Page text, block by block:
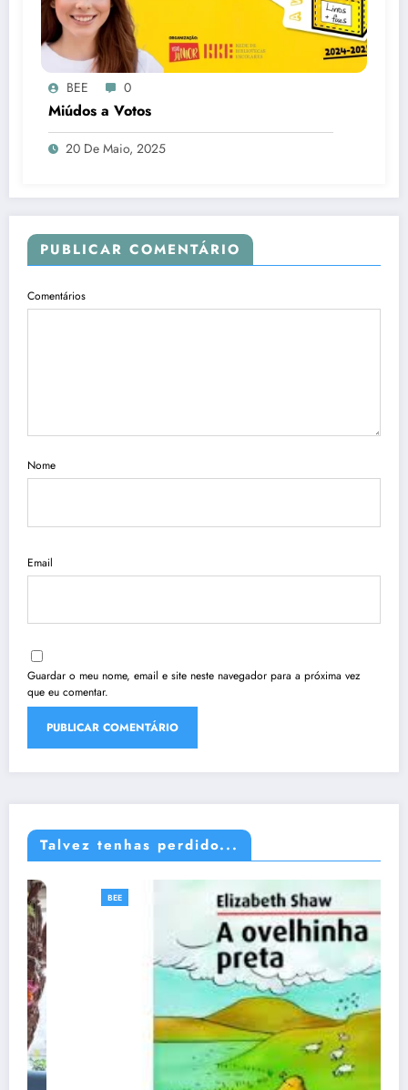
BEE 0
Miúdos a Votos
20 De Maio, 2025
PUBLICAR COMENTÁRIO
Comentários
Nome
Email
Guardar o meu nome, email e site neste navegador para a próxima vez
que eu comentar.
Talvez tenhas perdido...
BEE